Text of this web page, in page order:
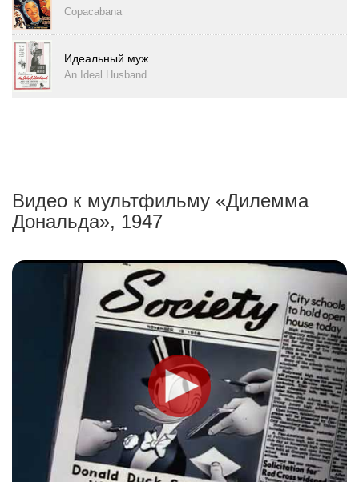
Copacabana
Идеальный муж
An Ideal Husband
Видео к мультфильму «Дилемма
Дональда», 1947